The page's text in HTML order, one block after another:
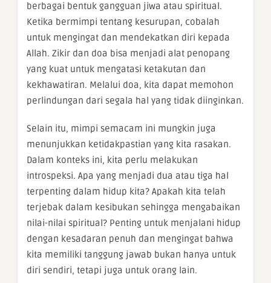
berbagai bentuk gangguan jiwa atau spiritual.
Ketika bermimpi tentang kesurupan, cobalah
untuk mengingat dan mendekatkan diri kepada
Allah. Zikir dan doa bisa menjadi alat penopang
yang kuat untuk mengatasi ketakutan dan
kekhawatiran. Melalui doa, kita dapat memohon
perlindungan dari segala hal yang tidak diinginkan.
Selain itu, mimpi semacam ini mungkin juga
menunjukkan ketidakpastian yang kita rasakan.
Dalam konteks ini, kita perlu melakukan
introspeksi. Apa yang menjadi dua atau tiga hal
terpenting dalam hidup kita? Apakah kita telah
terjebak dalam kesibukan sehingga mengabaikan
nilai-nilai spiritual? Penting untuk menjalani hidup
dengan kesadaran penuh dan mengingat bahwa
kita memiliki tanggung jawab bukan hanya untuk
diri sendiri, tetapi juga untuk orang lain.